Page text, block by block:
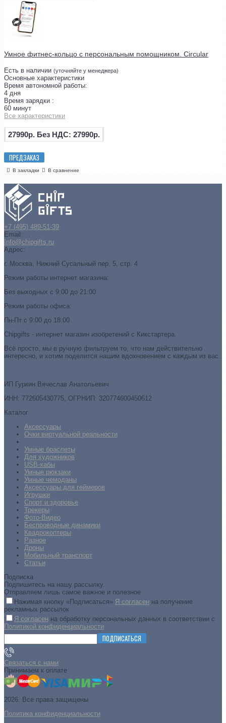
Умное фитнес-кольцо с персональным помощником. Circular
Есть в наличии (уточняйте у менеджера)
Основные характеристики
Время автономной работы:
4 дня
Время зарядки :
60 минут
Все характеристики
27990р. Без НДС: 27990р.
ПРЕДЗАКАЗ
В закладки В сравнение
+7 (495) 489-51-39
Email:
Info@chipgifts.ru
Адрес:
г. Москва, Нижний Сусальный пер. 5, стр. 4
Режим работы интернет магазина:
Без выходных с 9:00 до 21:00
Режим работы офиса:
Пн-Пт с 9:00 до 18:00
Chipgifts - интернет магазин изобретений с Кикстартера.
Всё просто, мы в ручную фильтруем то, что нам действительно
интересно, и хотим поделится нашим вдохновением с каждым из вас.
ИП Гуркин Вячеслав Анатольевич
ИНН: 772605430775, ОГРНИП: 320774600450612
Каталог
Аксессуары
Очки виртуальной реальности
Умные браслеты
Для художников
USB-хабы
Умные рюкзаки
Умные чемоданы
Аксессуары для геймеров
Игрушки
Спорт и здоровье
Трекеры
Фото-Видео
Беспроводные динамики
Квадрокоптеры
Разное
Дроны
Мобильный транспорт
Статьи
Подписка
Подпишитесь на нашу рассылку.
Отправляем лишь самое важное и полезное
Нажимая кнопку «Подписаться» Я согласен на получение
рекламных рассылок
Я согласен на обработку персональных данных в соответствии с
Политикой конфиденциальности
ПОДПИСАТЬСЯ
Связаться с нами
Принимаем к оплате
2026. Все права защищены
Политика конфиденциальности